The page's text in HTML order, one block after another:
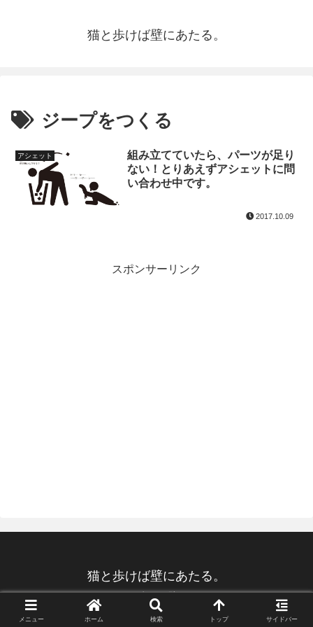
猫と歩けば壁にあたる。
ジープをつくる
アシェット
組み立てていたら、パーツが足り
ない！とりあえずアシェットに問
い合わせ中です。
2017.10.09
スポンサーリンク
猫と歩けば壁にあたる。
© 2017 猫と歩けば壁にあたる。.
メニュー ホーム 検索 トップ サイドバー